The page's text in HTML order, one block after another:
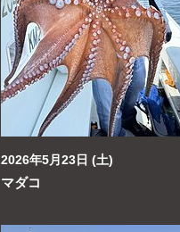
2026年5月23日 (土)
マダコ